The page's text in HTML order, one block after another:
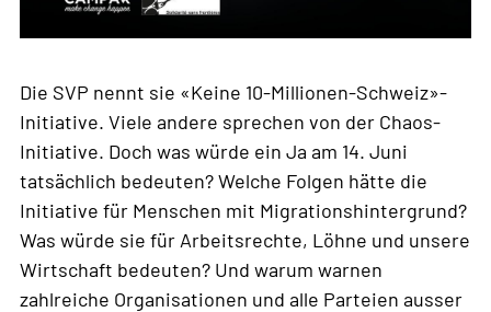
Die SVP nennt sie «Keine 10-Millionen-Schweiz»-
Initiative. Viele andere sprechen von der Chaos-
Initiative. Doch was würde ein Ja am 14. Juni
tatsächlich bedeuten? Welche Folgen hätte die
Initiative für Menschen mit Migrationshintergrund?
Was würde sie für Arbeitsrechte, Löhne und unsere
Wirtschaft bedeuten? Und warum warnen
zahlreiche Organisationen und alle Parteien ausser